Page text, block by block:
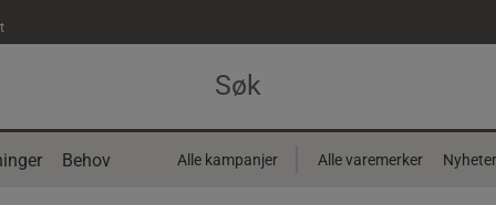
Behov Alle kampanjer Alle varemerker Nyheter